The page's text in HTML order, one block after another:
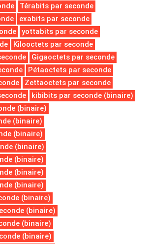
Térabits par seconde
exabits par seconde
yottabits par seconde
Kilooctets par seconde
Gigaoctets par seconde
Pétaoctets par seconde
Zettaoctets par seconde
kibibits par seconde (binaire)
(binaire)
(binaire)
(binaire)
(binaire)
(binaire)
(binaire)
(binaire)
(binaire)
(binaire)
(binaire)
(binaire)